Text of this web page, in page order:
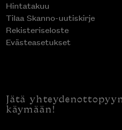
Hintatakuu
Tilaa Skanno-uutiskirje
Rekisteriseloste
Evästeasetukset
Jätä
käymään!